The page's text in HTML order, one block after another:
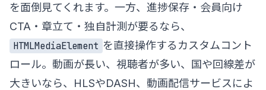
を面倒見てくれます。一方、進捗保存・会員向け
CTA・章立て・独自計測が要るなら、
HTMLMediaElement を直接操作するカスタムコント
ロール。動画が長い、視聴者が多い、国や回線差が
大きいなら、HLSやDASH、動画配信サービスによ